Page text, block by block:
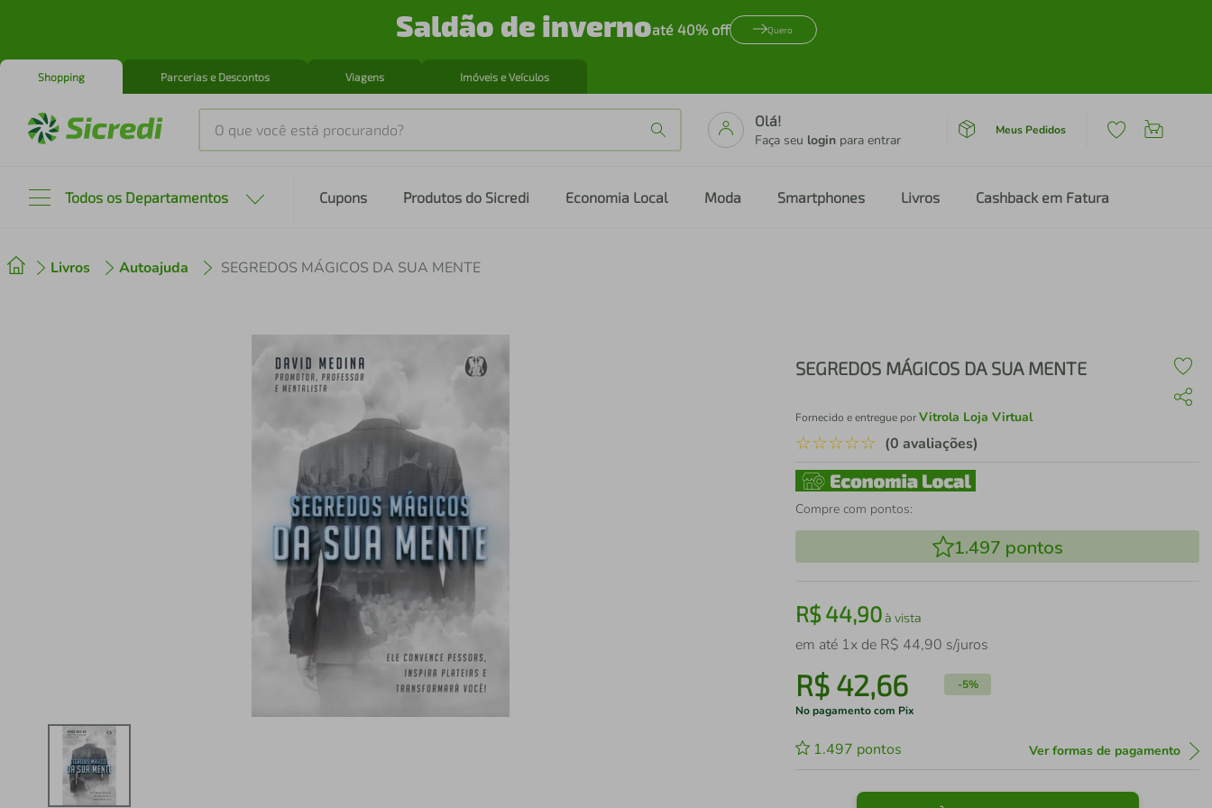
Saldão de invernoaté 40% off Quero
Shopping Parcerias e Descontos Viagens Imóveis e Veículos
O que você está procurando?
Olá!
Faça seu login para entrar
Meus Pedidos
Todos os Departamentos Cupons Produtos do Sicredi Economia Local Moda Smartphones Livros Cashback em Fatura
Livros Autoajuda SEGREDOS MÁGICOS DA SUA MENTE
SEGREDOS MÁGICOS DA SUA MENTE
Fornecido e entregue porVitrola Loja Virtual
☆☆☆☆☆ (0 avaliações)
Compre com pontos:
1.497 pontos
R$44,90à vista
em até 1x de R$ 44,90 s/juros
R$ 42,66 -5%
No pagamento com Pix
1.497 pontos Ver formas de pagamento
2º cafeteira